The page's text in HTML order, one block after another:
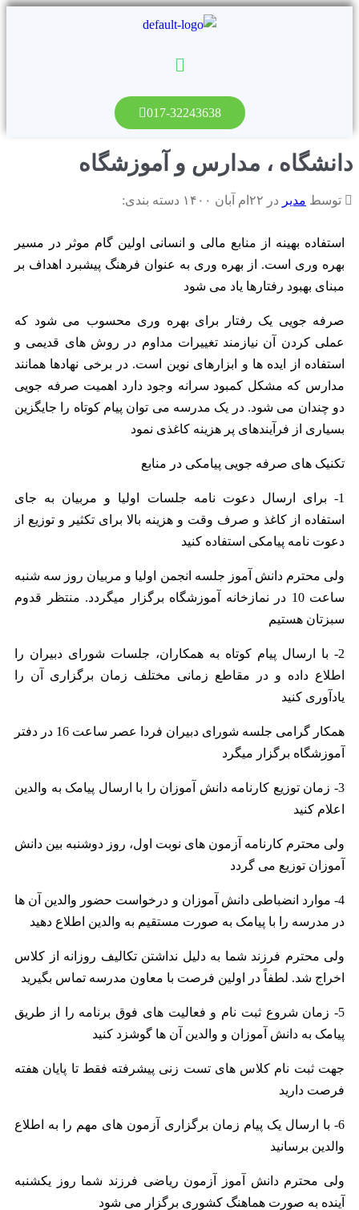
017-32243638
دانشگاه ، مدارس و آموزشگاه
توسط مدیر در ۲۲ام آبان ۱۴۰۰ دسته بندی:
استفاده بهینه از منابع مالی و انسانی اولین گام موثر در مسیر
بهره وری است. از بهره وری به عنوان فرهنگ پیشبرد اهداف بر
مبنای بهبود رفتارها یاد می شود
صرفه جویی یک رفتار برای بهره وری محسوب می شود که
عملی کردن آن نیازمند تغییرات مداوم در روش های قدیمی و
استفاده از ایده ها و ابزارهای نوین است. در برخی نهادها همانند
مدارس که مشکل کمبود سرانه وجود دارد اهمیت صرفه جویی
دو چندان می شود. در یک مدرسه می توان پیام کوتاه را جایگزین
بسیاری از فرآیندهای پر هزینه کاغذی نمود
تکنیک های صرفه جویی پیامکی در منابع
1- برای ارسال دعوت نامه جلسات اولیا و مربیان به جای
استفاده از کاغذ و صرف وقت و هزینه بالا برای تکثیر و توزیع از
دعوت نامه پیامکی استفاده کنید
ولی محترم دانش آموز جلسه انجمن اولیا و مربیان روز سه شنبه
ساعت 10 در نمازخانه آموزشگاه برگزار میگردد. منتظر قدوم
سبزتان هستیم
2- با ارسال پیام کوتاه به همکاران، جلسات شورای دبیران را
اطلاع داده و در مقاطع زمانی مختلف زمان برگزاری آن را
یادآوری کنید
همکار گرامی جلسه شورای دبیران فردا عصر ساعت 16 در دفتر
آموزشگاه برگزار میگرد
3- زمان توزیع کارنامه دانش آموزان را با ارسال پیامک به والدین
اعلام کنید
ولی محترم کارنامه آزمون های نوبت اول، روز دوشنبه بین دانش
آموزان توزیع می گردد
4- موارد انضباطی دانش آموزان و درخواست حضور والدین آن ها
در مدرسه را با پیامک به صورت مستقیم به والدین اطلاع دهید
ولی محترم فرزند شما به دلیل نداشتن تکالیف روزانه از کلاس
اخراج شد. لطفاً در اولین فرصت با معاون مدرسه تماس بگیرید
5- زمان شروع ثبت نام و فعالیت های فوق برنامه را از طریق
پیامک به دانش آموزان و والدین آن ها گوشزد کنید
جهت ثبت نام کلاس های تست زنی پیشرفته فقط تا پایان هفته
فرصت دارید
6- با ارسال یک پیام زمان برگزاری آزمون های مهم را به اطلاع
والدین برسانید
ولی محترم دانش آموز آزمون ریاضی فرزند شما روز یکشنبه
آینده به صورت هماهنگ کشوری برگزار می شود